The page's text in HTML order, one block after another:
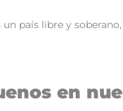
un país libre y
en